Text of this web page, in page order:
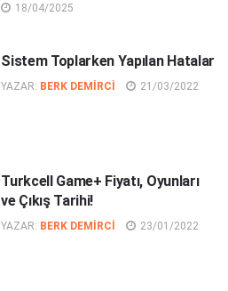
18/04/2025
Sistem Toplarken Yapılan Hatalar
YAZAR: BERK DEMIRCI 21/03/2022
Turkcell Game+ Fiyatı, Oyunları
ve Çıkış Tarihi!
YAZAR: BERK DEMIRCI 23/01/2022